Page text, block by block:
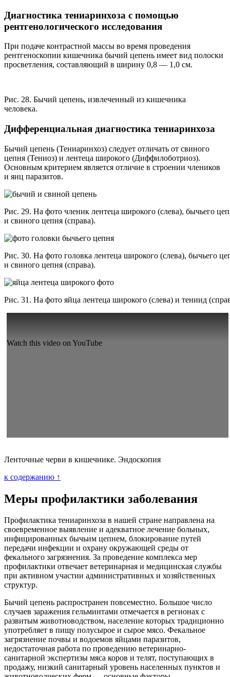
Диагностика тениаринхоза с помощью
рентгенологического исследования
При подаче контрастной массы во время проведения
рентгеноскопии кишечника бычий цепень имеет вид полоски
просветления, составляющий в ширину 0,8 — 1,0 см.
Рис. 28. Бычий цепень, извлеченный из кишечника
человека.
Дифференциальная диагностика тениаринхоза
Бычий цепень (Тениаринхоз) следует отличать от свиного
цепня (Тениоз) и лентеца широкого (Диффилоботриоз).
Основным критерием является отличие в строении члеников
и яиц паразитов.
Рис. 29. На фото членик лентеца широкого (слева), бычьего
и свиного цепня (справа).
Рис. 30. На фото головка лентеца широкого (слева), бычьего
и свиного цепня (справа).
Рис. 31. На фото яйца лентеца широкого (слева) и тениид
Watch this video on YouTube
Ленточные черви в кишечнике. Эндоскопия
к содержанию ↑
Меры профилактики заболевания
Профилактика тениаринхоза в нашей стране направлена на
своевременное выявление и адекватное лечение больных,
инфицированных бычьим цепнем, блокирование путей
передачи инфекции и охрану окружающей среды от
фекального загрязнения. За проведение комплекса мер
профилактики отвечает ветеринарная и медицинская службы
при активном участии административных и хозяйственных
структур.
Бычий цепень распространен повсеместно. Большое число
случаев заражения гельминтами отмечается в регионах с
развитым животноводством, население которых традиционно
употребляет в пищу полусырое и сырое мясо. Фекальное
загрязнение почвы и водоемов яйцами паразитов,
недостаточная работа по проведению ветеринарно-
санитарной экспертизы мяса коров и телят, поступающих в
продажу, низкий санитарный уровень населенных пунктов и